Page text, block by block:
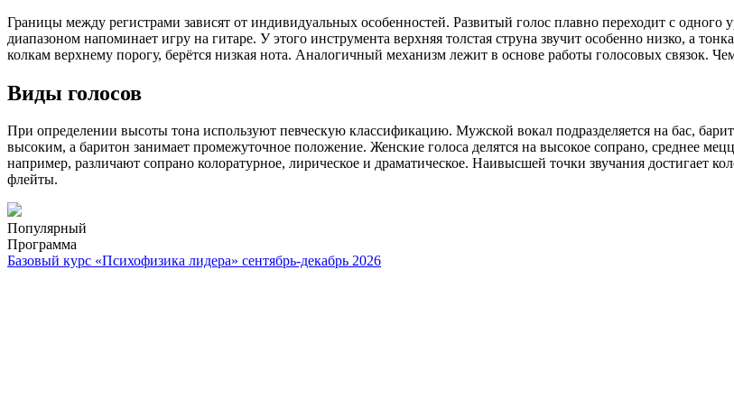
Границы между регистрами зависят от индивидуальных особенностей. Развитый голос плавно переходит с
диапазоном напоминает игру на гитаре. У этого инструмента верхняя толстая струна звучит особенно низко, а
колкам верхнему порогу, берётся низкая нота. Аналогичный механизм лежит в основе работы голосовых связок.
Виды голосов
При определении высоты тона используют певческую классификацию. Мужской вокал подразделяется на бас,
высоким, а баритон занимает промежуточное положение. Женские голоса делятся на высокое сопрано, среднее
например, различают сопрано колоратурное, лирическое и драматическое. Наивысшей точки звучания достигает
флейты.
Популярный
Программа
Базовый курс «Психофизика лидера» сентябрь-декабрь 2026